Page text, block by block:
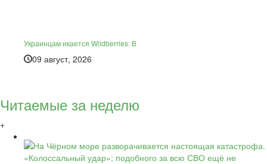
Украинцам икается Wildberries: В
09 август, 2026
Читаемые за неделю
+